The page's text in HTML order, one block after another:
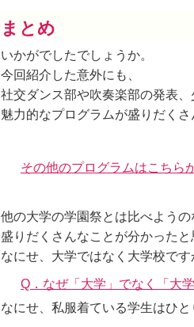
まとめ
いかがでしたでしょうか。
今回紹介した意外にも、
社交ダンス部や吹奏楽部の発表、
魅力的なプログラムが盛りだくさ
その他のプログラムはこちら
他の大学の学園祭とは比べよう
盛りだくさんなことが分かったと
なにせ、大学ではなく大学校です
Q．なぜ「大学」でなく「大
なにせ、私服着ている学生はひと